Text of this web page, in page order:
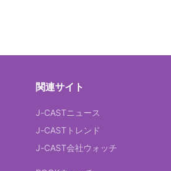
関連サイト
J-CASTニュース
J-CASTトレンド
J-CAST会社ウォッチ